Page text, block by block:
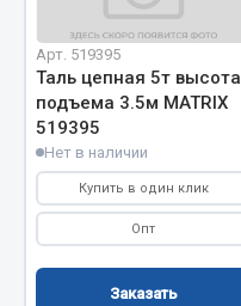
Автолампы
Блоки реле и
Вилки нагрузочные
Выключатели и
Выключатели кнопочные
Выключатель массы
Изолента
Арт. 519395
Таль цепная 5т высота
подъема 3.5м MATRIX
519395
Нет в наличии
Купить в один клик
Опт
Заказать